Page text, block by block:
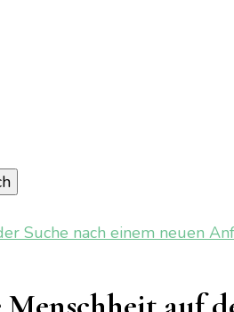
Suche nach einem neuen